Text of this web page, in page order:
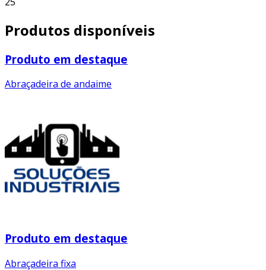
Produtos disponíveis
Produto em destaque
Abraçadeira de andaime
Produto em destaque
Abraçadeira fixa